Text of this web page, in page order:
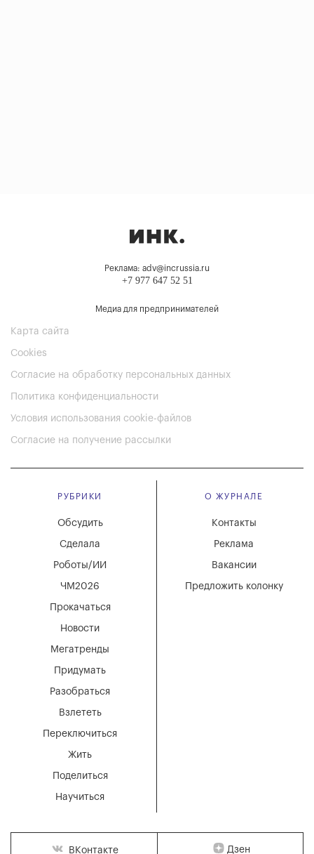
Реклама: adv@incrussia.ru
+7 977 647 52 51
Медиа для предпринимателей
Карта сайта
Cookies
Согласие на обработку персональных данных
Политика конфиденциальности
Условия использования cookie-файлов
Согласие на получение рассылки
РУБРИКИ
Мегатренды
Придумать
Разобраться
Взлететь
Новости
Переключиться
Жить
Поделиться
Научиться
Обсудить
Сделала
Роботы/ИИ
ЧМ2026
Прокачаться
О ЖУРНАЛЕ
Вакансии
Реклама
Контакты
Предложить колонку
ВКонтакте Дзен